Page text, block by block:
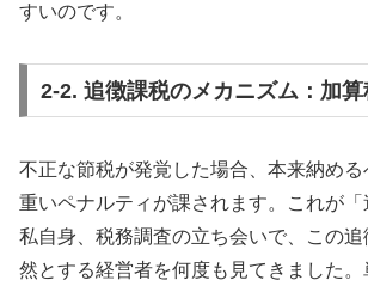
すいのです。
2-2. 追徴課税のメカニズム：加
不正な節税が発覚した場合、本来納める
重いペナルティが課されます。これが「
私自身、税務調査の立ち会いで、この
然とする経営者を何度も見てきました